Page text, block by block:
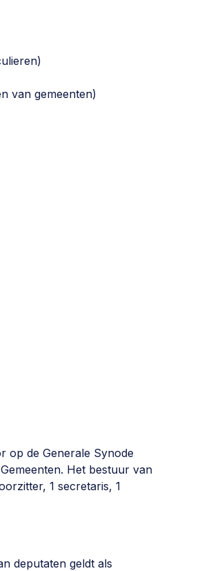
van gemeenten)
op de Generale Synode
Het bestuur van
1 secretaris, 1
deputaten geldt als